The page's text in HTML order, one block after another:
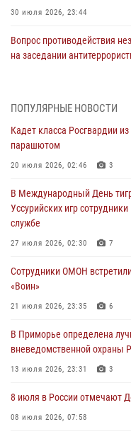
30 июля 2026, 23:44
Вопрос противодействия
на заседании
Во Владивостоке во дворе
29 июля 2026, 01:17
В День Крещения Руси в
ходом
28 июля 2026, 10:29 3
Росгвардейцы в Приморье
28 июля 2026, 05:39
В Международный День
службе
27 июля 2026, 02:30
ПОПУЛЯРНЫЕ НОВОСТИ
Кадет класса Росгвардии
парашютом
20 июля 2026, 02:46 3
В Международный День
Уссурийских игр
службе
27 июля 2026, 02:30 7
Сотрудники ОМОН
«Воин»
21 июля 2026, 23:35 6
В Приморье определена
вневедомственной охраны
13 июля 2026, 23:31 3
8 июля в России отмечают
08 июля 2026, 07:58